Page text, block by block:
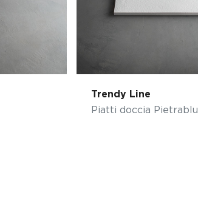
Trendy Line
Piatti doccia Pietrablu